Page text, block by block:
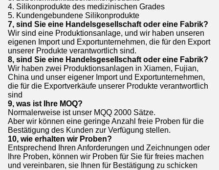
4. Silikonprodukte des medizinischen Grades
5. Kundengebundene Silikonprodukte
7, sind Sie eine Handelsgesellschaft oder eine Fabrik?
Wir sind eine Produktionsanlage, und wir haben unseren
eigenen Import und Exportunternehmen, die für den Export
unserer Produkte verantwortlich sind.
8, sind Sie eine Handelsgesellschaft oder eine Fabrik?
Wir haben zwei Produktionsanlagen in Xiamen, Fujian,
China und unser eigener Import und Exportunternehmen,
die für die Exportverkäufe unserer Produkte verantwortlich
sind
9, was ist Ihre MOQ?
Normalerweise ist unser MQQ 2000 Sätze.
Aber wir können eine geringe Anzahl freie Proben für die
Bestätigung des Kunden zur Verfügung stellen.
10, wie erhalten wir Proben?
Entsprechend Ihren Anforderungen und Zeichnungen oder
Ihre Proben, können wir Proben für Sie für freies machen
und vereinbaren, sie Ihnen für Bestätigung zu schicken